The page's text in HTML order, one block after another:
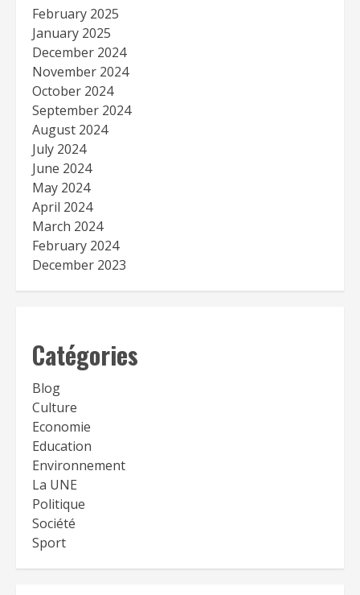
February 2025
January 2025
December 2024
November 2024
October 2024
September 2024
August 2024
July 2024
June 2024
May 2024
April 2024
March 2024
February 2024
December 2023
Catégories
Blog
Culture
Economie
Education
Environnement
La UNE
Politique
Société
Sport